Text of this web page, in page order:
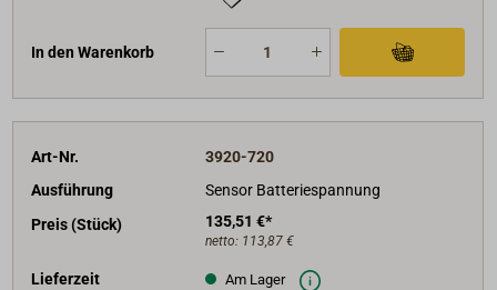
In den Warenkorb
Art-Nr.
3920-720
Ausführung
Sensor Batteriespannung
Preis (Stück)
135,51 €*
netto: 113,87 €
Lieferzeit Am Lager